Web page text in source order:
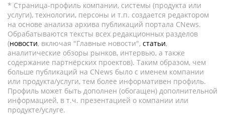
* Страница-профиль компании, системы (продукта или
услуги), технологии, персоны и т.п. создается редактором
на основе анализа архива публикаций портала CNews.
Обрабатываются тексты всех редакционных разделов
(новости, включая "Главные новости", статьи,
аналитические обзоры рынков, интервью, а также
содержание партнёрских проектов). Таким образом, чем
больше публикаций на CNews было с именем компании
или продукта/услуги, тем более информативен профиль.
Профиль может быть дополнен (обогащен) дополнительной
информацией, в т.ч. презентацией о компании или
продукте/услуге.